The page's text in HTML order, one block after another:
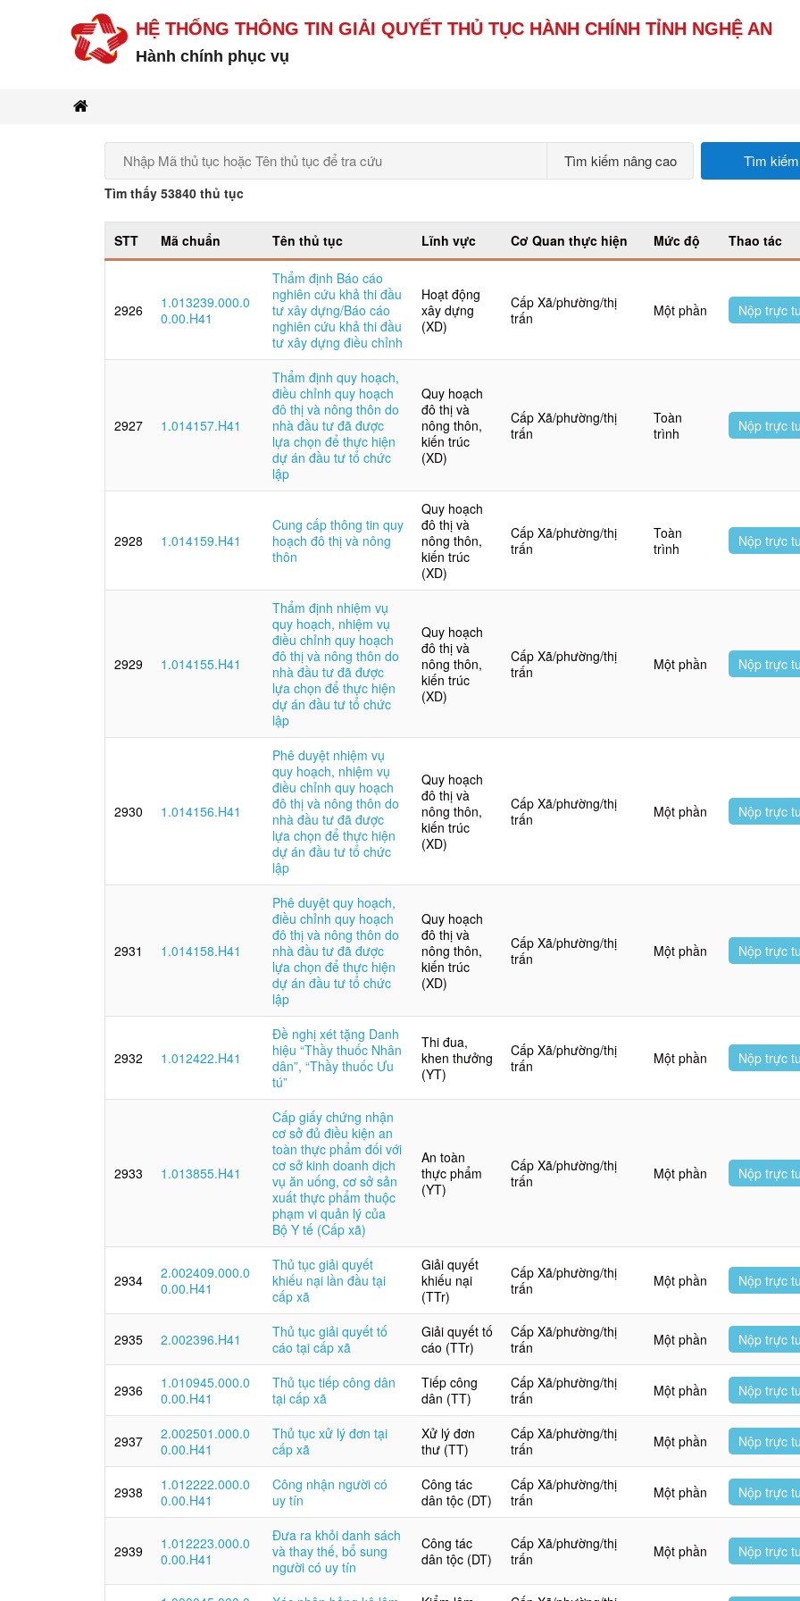
HỆ THỐNG THÔNG TIN GIẢI QUYẾT THỦ TỤC HÀNH CHÍNH TỈNH NGHỆ AN
Hành chính phục vụ
Tìm kiếm nâng cao Tìm kiếm
Tìm thấy 53840 thủ tục
STT Mã chuẩn Tên thủ tục Lĩnh vực Cơ Quan thực hiện Mức độ Thao tác
2926
1.013239.000.0
0.00.H41
Thẩm định Báo cáo
nghiên cứu khả thi đầu
tư xây dựng/Báo cáo
nghiên cứu khả thi đầu
tư xây dựng điều chỉnh
Hoạt động
xây dựng
(XD)
Cấp Xã/phường/thị
trấn
Một phần Nộp trực
2927 1.014157.H41
Thẩm định quy hoạch,
điều chỉnh quy hoạch
đô thị và nông thôn do
nhà đầu tư đã được
lựa chọn để thực hiện
dự án đầu tư tổ chức
lập
Quy hoạch
đô thị và
nông thôn,
kiến trúc
(XD)
Cấp Xã/phường/thị
trấn
Toàn
trình
Nộp trực
2928 1.014159.H41
Cung cấp thông tin quy
hoạch đô thị và nông
thôn
Quy hoạch
đô thị và
nông thôn,
kiến trúc
(XD)
Cấp Xã/phường/thị
trấn
Toàn
trình
Nộp trực
2929 1.014155.H41
Thẩm định nhiệm vụ
quy hoạch, nhiệm vụ
điều chỉnh quy hoạch
đô thị và nông thôn do
nhà đầu tư đã được
lựa chọn để thực hiện
dự án đầu tư tổ chức
lập
Quy hoạch
đô thị và
nông thôn,
kiến trúc
(XD)
Cấp Xã/phường/thị
trấn
Một phần Nộp trực
2930 1.014156.H41
Phê duyệt nhiệm vụ
quy hoạch, nhiệm vụ
điều chỉnh quy hoạch
đô thị và nông thôn do
nhà đầu tư đã được
lựa chọn để thực hiện
dự án đầu tư tổ chức
lập
Quy hoạch
đô thị và
nông thôn,
kiến trúc
(XD)
Cấp Xã/phường/thị
trấn
Một phần Nộp trực
2931 1.014158.H41
Phê duyệt quy hoạch,
điều chỉnh quy hoạch
đô thị và nông thôn do
nhà đầu tư đã được
lựa chọn để thực hiện
dự án đầu tư tổ chức
lập
Quy hoạch
đô thị và
nông thôn,
kiến trúc
(XD)
Cấp Xã/phường/thị
trấn
Một phần Nộp trực
2932 1.012422.H41
Đề nghị xét tặng Danh
hiệu “Thầy thuốc Nhân
dân”, “Thầy thuốc Ưu
tú”
Thi đua,
khen thưởng
(YT)
Cấp Xã/phường/thị
trấn
Một phần Nộp trực
2933 1.013855.H41
Cấp giấy chứng nhận
cơ sở đủ điều kiện an
toàn thực phẩm đối với
cơ sở kinh doanh dịch
vụ ăn uống, cơ sở sản
xuất thực phẩm thuộc
phạm vi quản lý của
Bộ Y tế (Cấp xã)
An toàn
thực phẩm
(YT)
Cấp Xã/phường/thị
trấn
Một phần Nộp trực
2934
2.002409.000.0
0.00.H41
Thủ tục giải quyết
khiếu nại lần đầu tại
cấp xã
Giải quyết
khiếu nại
(TTr)
Cấp Xã/phường/thị
trấn
Một phần Nộp trực
2935 2.002396.H41
Thủ tục giải quyết tố
cáo tại cấp xã
Giải quyết tố
cáo (TTr)
Cấp Xã/phường/thị
trấn
Một phần Nộp trực
2936
1.010945.000.0
0.00.H41
Thủ tục tiếp công dân
tại cấp xã
Tiếp công
dân (TT)
Cấp Xã/phường/thị
trấn
Một phần Nộp trực
2937
2.002501.000.0
0.00.H41
Thủ tục xử lý đơn tại
cấp xã
Xử lý đơn
thư (TT)
Cấp Xã/phường/thị
trấn
Một phần Nộp trực
2938
1.012222.000.0
0.00.H41
Công nhận người có
uy tín
Công tác
dân tộc (DT)
Cấp Xã/phường/thị
trấn
Một phần Nộp trực
2939
1.012223.000.0
0.00.H41
Đưa ra khỏi danh sách
và thay thế, bổ sung
người có uy tín
Công tác
dân tộc (DT)
Cấp Xã/phường/thị
trấn
Một phần Nộp trực